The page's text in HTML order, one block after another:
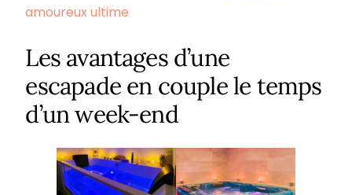
amoureux ultime
Les avantages d’une
escapade en couple le temps
d’un week-end